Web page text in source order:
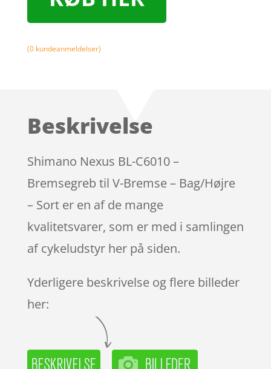
(0kundeanmeldelser)
Beskrivelse
Shimano Nexus BL-C6010 –
Bremsegreb til V-Bremse – Bag/Højre
– Sort er en af de mange
kvalitetsvarer, som er med i samlingen
af cykeludstyr her på siden.
Yderligere beskrivelse og flere billeder
her: